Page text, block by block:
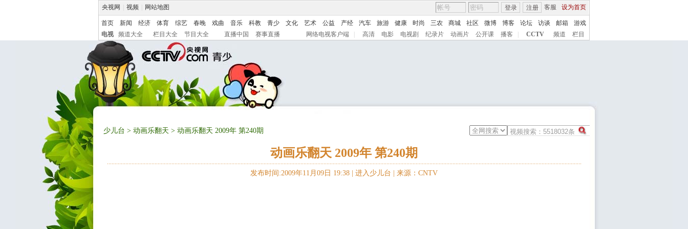
央视网 视频 网站地图 客服 设为首页
登录 注册
首页 新闻 经济 体育 综艺 春晚 戏曲 音乐 科教 青少 文化 艺术 公益 产经 汽车 旅游 健康 时尚 三农 商城 社区 微博 博客 论坛 访谈 邮箱
游戏
电视
频道大全 栏目大全 节目大全 直播中国 赛事直播 网络电视客户端 高清 电影 电视剧 纪录片 动画片 公开课 播客 CCTV 频道 栏目
少儿台 > 动画乐翻天 > 动画乐翻天 2009年 第240期
动画乐翻天 2009年 第240期
发布时间:2009年11月09日 19:38 | 进入少儿台 来源：CNTV